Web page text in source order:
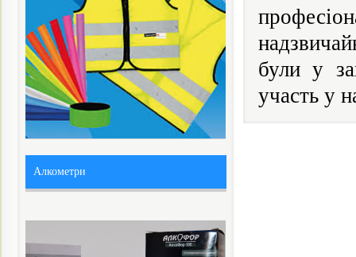
були у
участь у
Алкометри